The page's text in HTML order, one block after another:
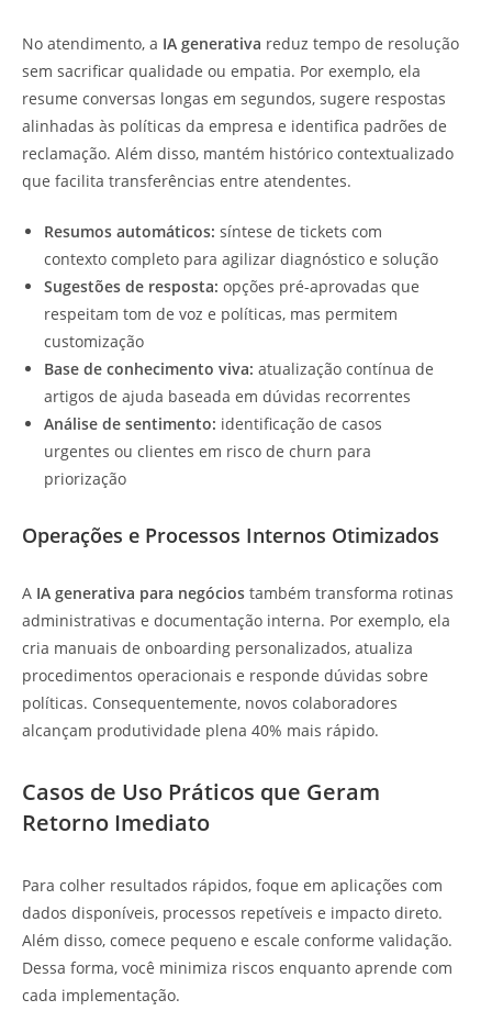
No atendimento, a IA generativa reduz tempo de resolução
sem sacrificar qualidade ou empatia. Por exemplo, ela
resume conversas longas em segundos, sugere respostas
alinhadas às políticas da empresa e identifica padrões de
reclamação. Além disso, mantém histórico contextualizado
que facilita transferências entre atendentes.
Resumos automáticos: síntese de tickets com
contexto completo para agilizar diagnóstico e solução
Sugestões de resposta: opções pré-aprovadas que
respeitam tom de voz e políticas, mas permitem
customização
Base de conhecimento viva: atualização contínua de
artigos de ajuda baseada em dúvidas recorrentes
Análise de sentimento: identificação de casos
urgentes ou clientes em risco de churn para
priorização
Operações e Processos Internos Otimizados
A IA generativa para negócios também transforma rotinas
administrativas e documentação interna. Por exemplo, ela
cria manuais de onboarding personalizados, atualiza
procedimentos operacionais e responde dúvidas sobre
políticas. Consequentemente, novos colaboradores
alcançam produtividade plena 40% mais rápido.
Casos de Uso Práticos que Geram
Retorno Imediato
Para colher resultados rápidos, foque em aplicações com
dados disponíveis, processos repetíveis e impacto direto.
Além disso, comece pequeno e escale conforme validação.
Dessa forma, você minimiza riscos enquanto aprende com
cada implementação.